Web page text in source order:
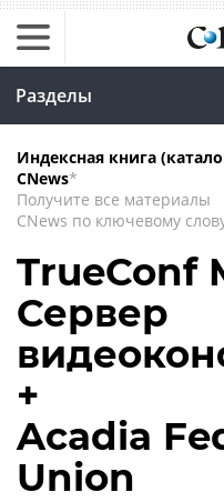
Разделы
Индексная книга
CNews*
Получите все материалы
CNews по ключевому
TrueConf
Сервер
+
Acadia
Union